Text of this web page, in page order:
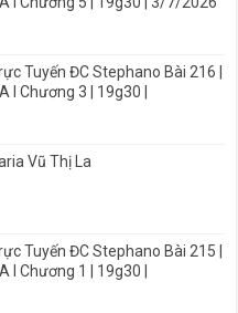
Tuyến ĐC Stephano Bài 216 |
I Chương 3 | 19g30 |
Vũ Thị La
Tuyến ĐC Stephano Bài 215 |
I Chương 1 | 19g30 |